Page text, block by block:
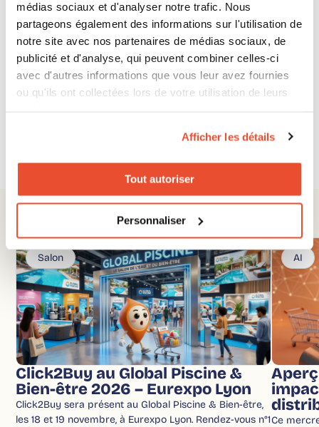
médias sociaux et d'analyser notre trafic. Nous
partageons également des informations sur l'utilisation de
notre site avec nos partenaires de médias sociaux, de
publicité et d'analyse, qui peuvent combiner celles-ci
avec d'autres informations que vous leur avez fournies
ou qu'ils ont collectées lors de votre utilisation de leurs
Afficher les détails
Tout autoriser
Personnaliser
Prendre rendez-vous
Vous voulez voir comment notre solution fonctionne
en direct ? Bloquez une démo avec nous dès
aujourd’hui !
Demander une démo
Vous pourriez être intéressé par
Salon
Click2Buy au Global Piscine &
Bien-être 2026 – Eurexpo Lyon
Click2Buy sera présent au Global Piscine & Bien-être,
les 18 et 19 novembre, à Eurexpo Lyon. Rendez-vous n°1
AI
Ce